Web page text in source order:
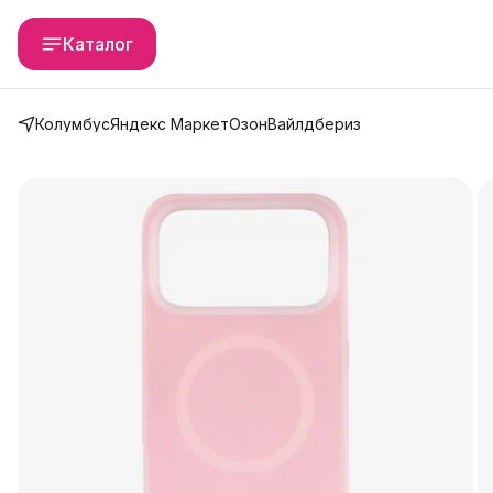
Каталог
КолумбусЯндекс МаркетОзонВайлдбериз